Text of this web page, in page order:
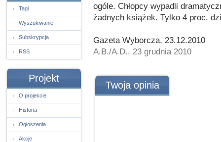
Tagi
Wyszukiwanie
Subskrypcja
RSS
Projekt
O projekcie
Historia
Ogłoszenia
Akcje
ogóle. Chłopcy wypadli
żadnych książek. Tylko 4 proc.
Gazeta Wyborcza, 23.12.2010
A.B./A.D., 23 grudnia 2010
Twoja opinia